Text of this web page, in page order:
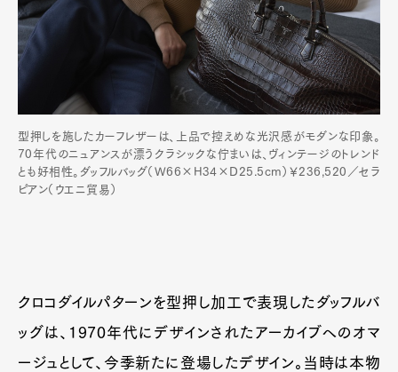
型押しを施したカーフレザーは、上品で控えめな光沢感がモダンな印象。
70年代のニュアンスが漂うクラシックな佇まいは、ヴィンテージのトレンド
とも好相性。ダッフルバッグ（W66×H34×D25.5cm）￥236,520／セラ
ピアン（ウエニ貿易）
クロコダイルパターンを型押し加工で表現したダッフルバ
ッグは、1970年代にデザインされたアーカイブへのオマ
ージュとして、今季新たに登場したデザイン。当時は本物